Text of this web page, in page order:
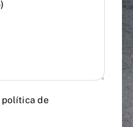
política de